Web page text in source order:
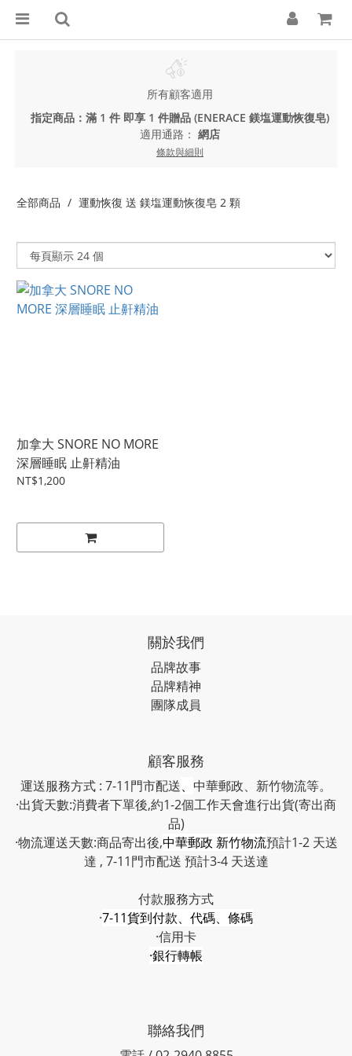
所有顧客適用
指定商品：滿 1 件 即享 1 件贈品 (ENERACE 鎂塩運動恢復皂)
適用通路： 網店
條款與細則
全部商品 運動恢復 送 鎂塩運動恢復皂 2 顆
加拿大 SNORE NO MORE
深層睡眠 止鼾精油
NT$1,200
關於我們
品牌故事
品牌精神
團隊成員
顧客服務
運送服務方式 : 7-11門市配送、 中華郵政、新竹物流等。
·出貨天數:消費者下單後,約1-2個工作天會進行出貨(寄出商
品)
·物流運送天數:商品寄出後,中華郵政 新竹物流預計1-2 天送
達 , 7-11門市配送 預計3-4 天送達
付款服務方式
·7-11貨到付款、代碼、條碼
·信用卡
·銀行轉帳
聯絡我們